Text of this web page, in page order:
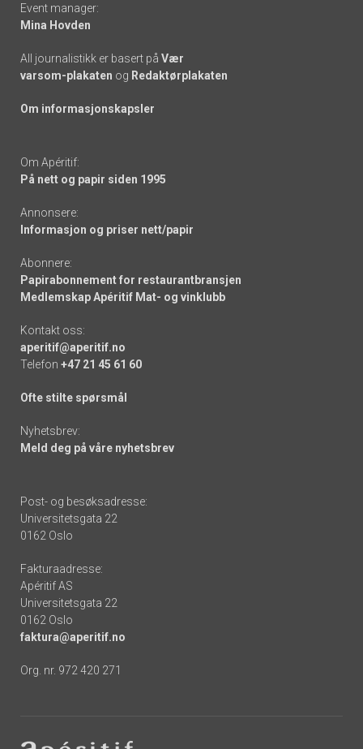
Event manager:
Mina Hovden
All journalistikk er basert på Vær
varsom-plakaten og Redaktørplakaten
Om informasjonskapsler
Om Apéritif:
På nett og papir siden 1995
Annonsere:
Informasjon og priser nett/papir
Abonnere:
Papirabonnement for restaurantbransjen
Medlemskap Apéritif Mat- og vinklubb
Kontakt oss:
aperitif@aperitif.no
Telefon +47 21 45 61 60
Ofte stilte spørsmål
Nyhetsbrev:
Meld deg på våre nyhetsbrev
Post- og besøksadresse:
Universitetsgata 22
0162 Oslo
Fakturaadresse:
Apéritif AS
Universitetsgata 22
0162 Oslo
faktura@aperitif.no
Org. nr. 972 420 271